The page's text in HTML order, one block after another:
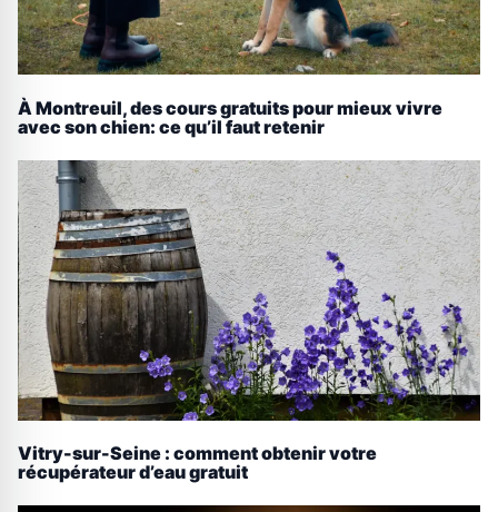
À Montreuil, des cours gratuits pour mieux vivre
avec son chien: ce qu’il faut retenir
Vitry-sur-Seine : comment obtenir votre
récupérateur d’eau gratuit